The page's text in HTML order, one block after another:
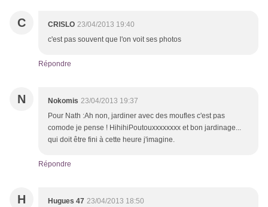
C CRISLO 23/04/2013 19:40
c'est pas souvent que l'on voit ses photos
Répondre
N Nokomis 23/04/2013 19:37
Pour Nath :Ah non, jardiner avec des moufles c'est pas
comode je pense ! HihihiPoutouxxxxxxxx et bon jardinage...
qui doit être fini à cette heure j'imagine.
Répondre
H Hugues 47 23/04/2013 18:50